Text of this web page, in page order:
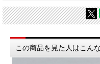
この商品を見た人はこん